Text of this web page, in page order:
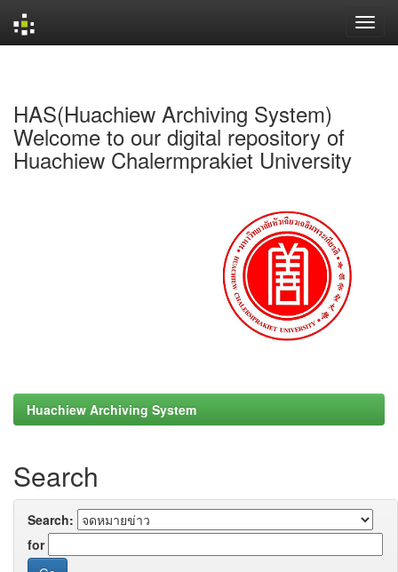
HAS(Huachiew Archiving System)
Welcome to our digital repository of
Huachiew Chalermprakiet University
Huachiew Archiving System
Search
Search:
for